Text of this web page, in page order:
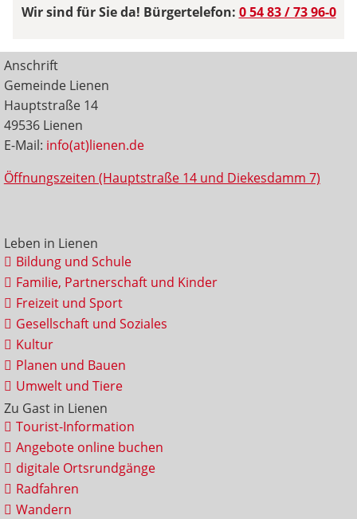
Wir sind für Sie da! Bürgertelefon: 0 54 83 / 73 96-0
Anschrift
Gemeinde Lienen
Hauptstraße 14
49536 Lienen
E-Mail: info(at)lienen.de
Öffnungszeiten (Hauptstraße 14 und Diekesdamm 7)
Leben in Lienen
Bildung und Schule
Familie, Partnerschaft und Kinder
Freizeit und Sport
Gesellschaft und Soziales
Kultur
Planen und Bauen
Umwelt und Tiere
Zu Gast in Lienen
Tourist-Information
Angebote online buchen
digitale Ortsrundgänge
Radfahren
Wandern